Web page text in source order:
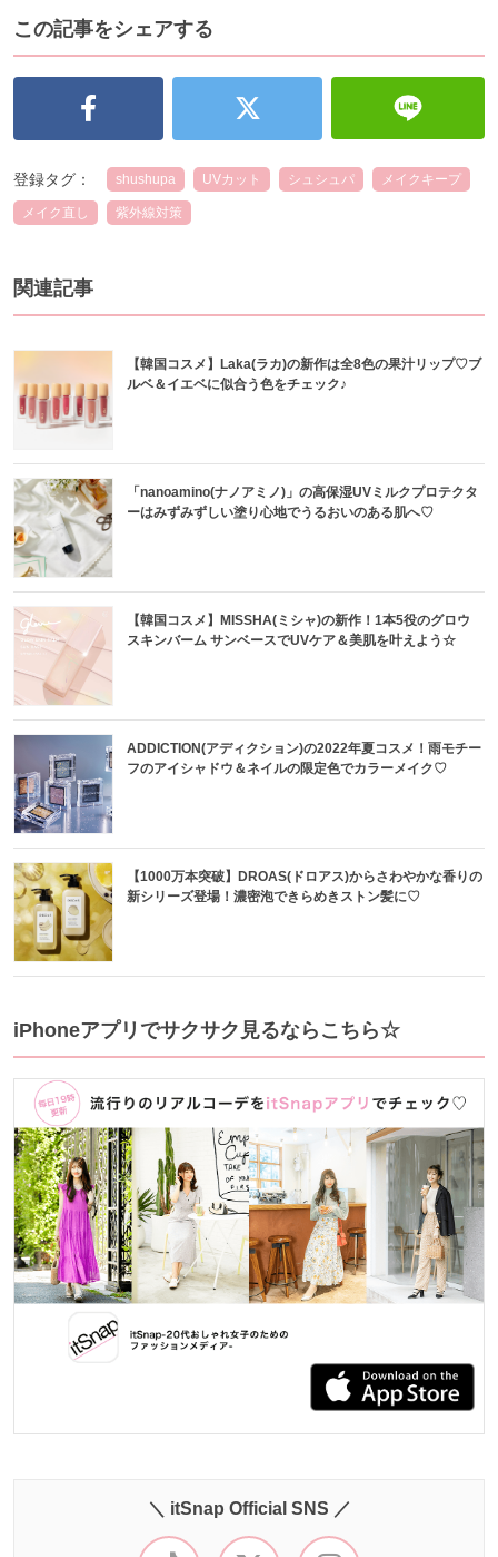
この記事をシェアする
登録タグ： shushupa UVカット シュシュパ メイクキープ
メイク直し 紫外線対策
関連記事
【韓国コスメ】Laka(ラカ)の新作は全8色の果汁リップ♡ブ
ルベ＆イエベに似合う色をチェック♪
「nanoamino(ナノアミノ)」の高保湿UVミルクプロテクタ
ーはみずみずしい塗り心地でうるおいのある肌へ♡
【韓国コスメ】MISSHA(ミシャ)の新作！1本5役のグロウ
スキンバーム サンベースでUVケア＆美肌を叶えよう☆
ADDICTION(アディクション)の2022年夏コスメ！雨モチー
フのアイシャドウ＆ネイルの限定色でカラーメイク♡
【1000万本突破】DROAS(ドロアス)からさわやかな香りの
新シリーズ登場！濃密泡できらめきストン髪に♡
iPhoneアプリでサクサク見るならこちら☆
＼ itSnap Official SNS ／